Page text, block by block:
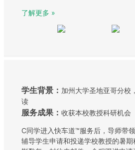
了解更多 »
学生背景： 加州大学圣地亚哥分校
读
服务成果： 收获本校教授科研机会
C同学进入快车道™服务后，导师带
辅导学生申请和投递学校教授的暑